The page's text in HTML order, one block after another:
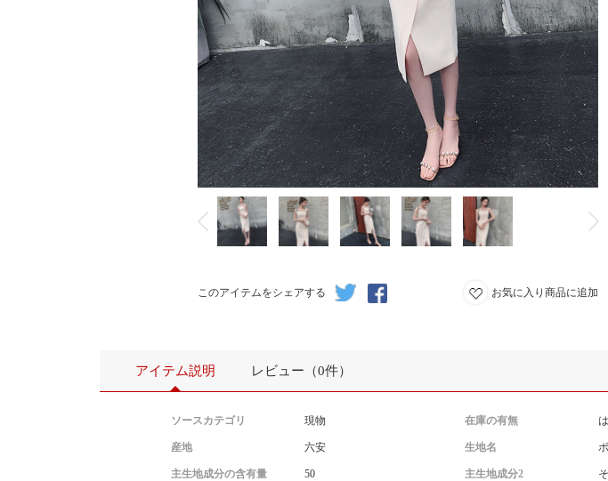
このアイテムをシェアする お気に入り商品に追加
アイテム説明 レビュー（0件）
ソースカテゴリ 現物 在庫の有無
産地 六安 生地名
主生地成分の含有量 50 主生地成分2